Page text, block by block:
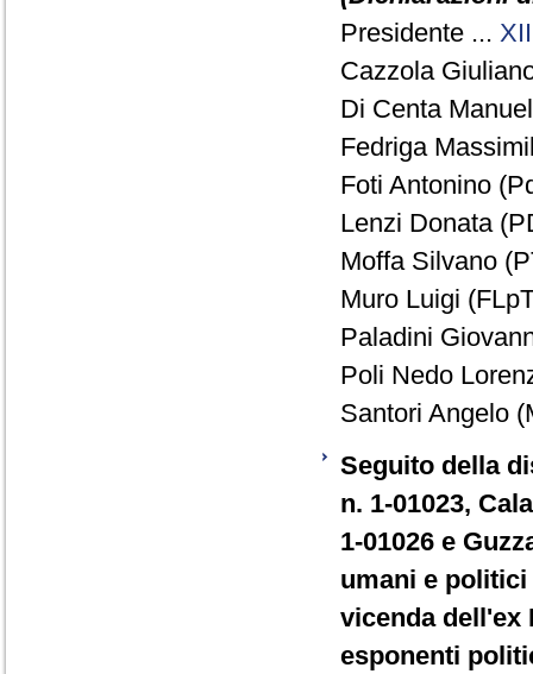
Presidente ... XII
Cazzola
Di Centa
Fedriga
Foti Antonino
Lenzi Donata
Moffa Silvano
Muro Luigi
Paladini
Poli Nedo
Santori Angelo
Seguito della
n. 1-01023,
1-01026 e
umani e
vicenda dell'ex
esponenti